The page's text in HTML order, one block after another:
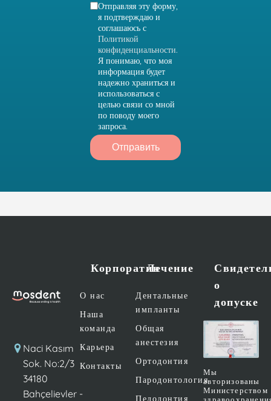
+1
Отправляя эту форму,
я подтверждаю и
соглашаюсь с
Политикой
конфиденциальности.
Я понимаю, что моя
информация будет
надежно храниться и
использоваться с
целью связи со мной
по поводу моего
запроса.
Отправить
Naci Kasım
Sok. No:2/3
34180
Bahçelievler -
Корпоратив
О нас
Наша
команда
Карьера
Контакты
Лечение
Дентальные
импланты
Общая
анестезия
Ортодонтия
Пародонтология
Педодонтия
о
допуске
Мы
авторизованы
Министерством